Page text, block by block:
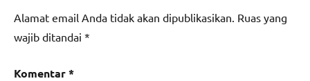
Alamat email Anda tidak akan dipublikasikan. Ruas yang
wajib ditandai *
Komentar*